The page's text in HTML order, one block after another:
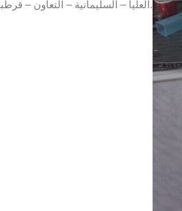
العليا – السليمانية – التعاون – قرطبة – اليرموك – الرمال – المونسية – إشبيليا.